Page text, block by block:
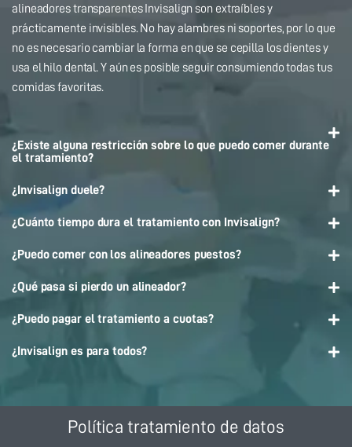
alineadores transparentes Invisalign son extraíbles y
prácticamente invisibles. No hay alambres ni soportes, por lo que
no es necesario cambiar la forma en que se cepilla los dientes y
usa el hilo dental. Y aún es posible seguir consumiendo todas tus
comidas favoritas.
¿Existe alguna restricción sobre lo que puedo comer durante
el tratamiento?
¿Invisalign duele?
¿Cuánto tiempo dura el tratamiento con Invisalign?
¿Puedo comer con los alineadores puestos?
¿Qué pasa si pierdo un alineador?
¿Puedo pagar el tratamiento a cuotas?
¿Invisalign es para todos?
Política tratamiento de datos